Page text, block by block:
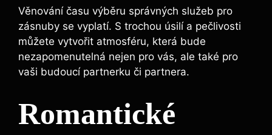
Věnování času výběru správných služeb pro
zásnuby se vyplatí. S trochou úsilí a pečlivosti
můžete vytvořit atmosféru, která bude
nezapomenutelná nejen pro vás, ale také pro
vaši budoucí partnerku či partnera.
Romantické